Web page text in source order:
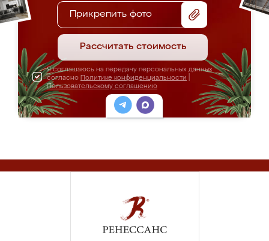
Прикрепить фото
Рассчитать стоимость
Я соглашаюсь на передачу персональных данных
согласно Политике конфиденциальности
Пользовательскому соглашению